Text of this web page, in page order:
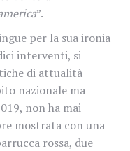
”.
per la sua ironia
interventi, si
di attualità
nazionale ma
non ha mai
mostrata con una
rossa, due